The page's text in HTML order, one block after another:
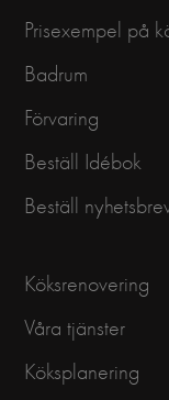
Prisexempel på
Badrum
Förvaring
Beställ Idébok
Beställ
Köksrenovering
Våra tjänster
Köksplanering